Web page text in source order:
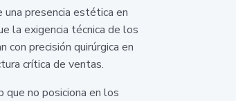
presencia estética en
la exigencia técnica de los
precisión quirúrgica en
crítica de ventas.
que no posiciona en los